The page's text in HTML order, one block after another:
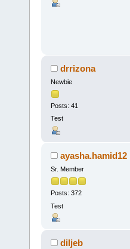
drrizona
Newbie
Posts: 41
Test
ayasha.hamid12
Sr. Member
Posts: 372
Test
diljeb